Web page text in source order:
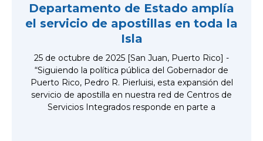
Departamento de Estado amplía
el servicio de apostillas en toda la
Isla
25 de octubre de 2025 [San Juan, Puerto Rico] -
“Siguiendo la política pública del Gobernador de
Puerto Rico, Pedro R. Pierluisi, esta expansión del
servicio de apostilla en nuestra red de Centros de
Servicios Integrados responde en parte a